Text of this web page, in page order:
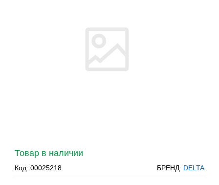
Товар в наличии
Код: 00025218 БРЕНД: DELTA